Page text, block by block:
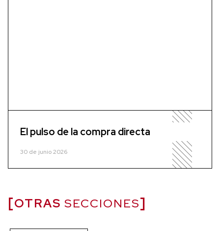
El pulso de la compra directa
30 de junio 2026
OTRAS SECCIONES